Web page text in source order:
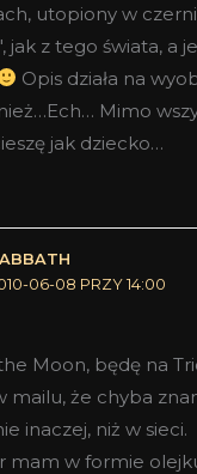
utopiony w
jak z tego świata, a
Opis działa na
Mimo
jak dziecko…
06-08 PRZY 14:00
Moon, będę na
mailu, że chyba
inaczej, niż w sieci.
mam w formie